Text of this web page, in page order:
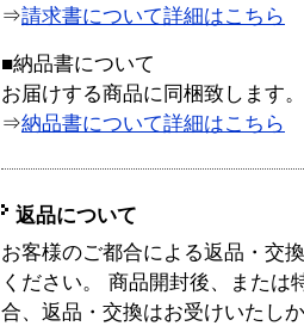
⇒請求書について詳細はこちら
■納品書について
お届けする商品に同梱致します。
⇒納品書について詳細はこちら
返品について
お客様のご都合による返品・交
ください。 商品開封後、または
合、返品・交換はお受けいたし